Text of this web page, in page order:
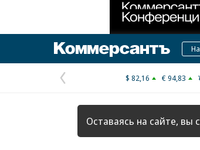
Предыдущая
страница
$ 82,16 € 94,83
Оставаясь на сайте, вы